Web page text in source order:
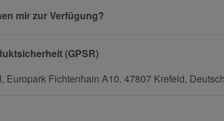
mir zur Verfügung?
(GPSR)
Europark Fichtenhain A10. 47807 Krefeld,